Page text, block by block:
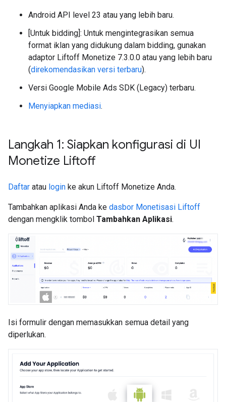
Android API level 23 atau yang lebih baru.
[Untuk bidding]: Untuk mengintegrasikan semua
format iklan yang didukung dalam bidding, gunakan
adaptor Liftoff Monetize 7.3.0.0 atau yang lebih baru
(direkomendasikan versi terbaru).
Versi Google Mobile Ads SDK (Legacy) terbaru.
Menyiapkan mediasi.
Langkah 1: Siapkan konfigurasi di UI
Monetize Liftoff
Daftar atau login ke akun Liftoff Monetize Anda.
Tambahkan aplikasi Anda ke dasbor Monetisasi Liftoff
dengan mengklik tombol Tambahkan Aplikasi.
Isi formulir dengan memasukkan semua detail yang
diperlukan.